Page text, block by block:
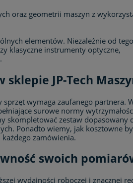
oraz geometrii maszyn z
elementów. Niezależnie od
klasyczne instrumenty optyczne,
JP-Tech
wymaga zaufanego partnera.
surowe normy
skompletować zestaw dopasowany
Ponadto wiemy, jak kosztowne
każdego zamówienia.
swoich
wydajności roboczej i znacznej